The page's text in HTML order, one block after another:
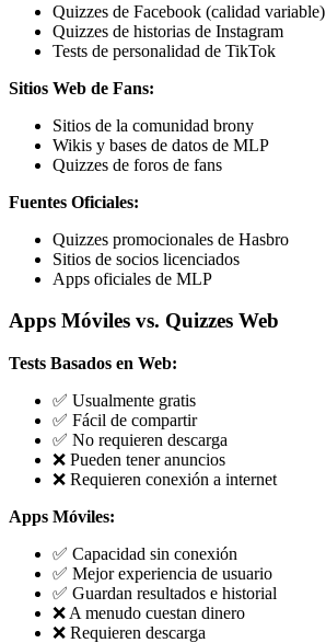
Quizzes de Facebook (calidad variable)
Quizzes de historias de Instagram
Tests de personalidad de TikTok
Sitios Web de Fans:
Sitios de la comunidad brony
Wikis y bases de datos de MLP
Quizzes de foros de fans
Fuentes Oficiales:
Quizzes promocionales de Hasbro
Sitios de socios licenciados
Apps oficiales de MLP
Apps Móviles vs. Quizzes Web
Tests Basados en Web:
✅ Usualmente gratis
✅ Fácil de compartir
✅ No requieren descarga
❌ Pueden tener anuncios
❌ Requieren conexión a internet
Apps Móviles:
✅ Capacidad sin conexión
✅ Mejor experiencia de usuario
✅ Guardan resultados e historial
❌ A menudo cuestan dinero
❌ Requieren descarga